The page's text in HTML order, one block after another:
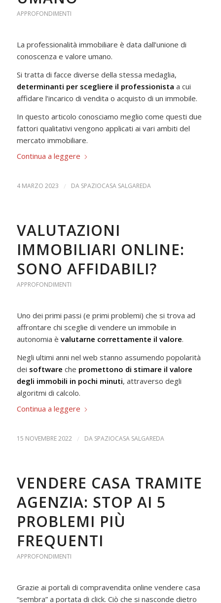
APPROFONDIMENTI
La professionalità immobiliare è data dall’unione di
conoscenza e valore umano.
Si tratta di facce diverse della stessa medaglia,
determinanti per scegliere il professionista a cui
affidare l’incarico di vendita o acquisto di un immobile.
In questo articolo conosciamo meglio come questi due
fattori qualitativi vengono applicati ai vari ambiti del
mercato immobiliare.
Continua a leggere
4 MARZO 2023 / DA SPAZIOCASA SALGAREDA
VALUTAZIONI
IMMOBILIARI ONLINE:
SONO AFFIDABILI?
APPROFONDIMENTI
Uno dei primi passi (e primi problemi) che si trova ad
affrontare chi sceglie di vendere un immobile in
autonomia è valutarne correttamente il valore.
Negli ultimi anni nel web stanno assumendo popolarità
dei software che promettono di stimare il valore
degli immobili in pochi minuti, attraverso degli
algoritmi di calcolo.
Continua a leggere
15 NOVEMBRE 2022 / DA SPAZIOCASA SALGAREDA
VENDERE CASA TRAMITE
AGENZIA: STOP AI 5
PROBLEMI PIÙ
FREQUENTI
APPROFONDIMENTI
Grazie ai portali di compravendita online vendere casa
“sembra” a portata di click. Ciò che si nasconde dietro